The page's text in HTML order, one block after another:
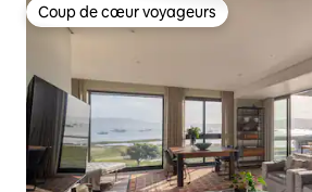
Coup de cœur voyageurs
Coup de cœur voyageurs